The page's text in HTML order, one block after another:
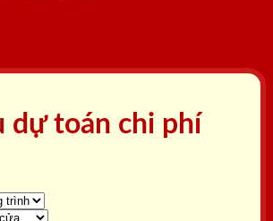
dự toán chi phí